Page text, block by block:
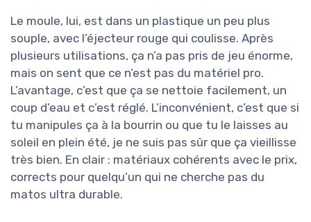
Le moule, lui, est dans un plastique un peu plus
souple, avec l’éjecteur rouge qui coulisse. Après
plusieurs utilisations, ça n’a pas pris de jeu énorme,
mais on sent que ce n’est pas du matériel pro.
L’avantage, c’est que ça se nettoie facilement, un
coup d’eau et c’est réglé. L’inconvénient, c’est que si
tu manipules ça à la bourrin ou que tu le laisses au
soleil en plein été, je ne suis pas sûr que ça vieillisse
très bien. En clair : matériaux cohérents avec le prix,
corrects pour quelqu’un qui ne cherche pas du
matos ultra durable.